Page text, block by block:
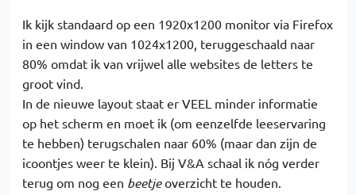
Ik kijk standaard op een 1920x1200 monitor via Firefox
in een window van 1024x1200, teruggeschaald naar
80% omdat ik van vrijwel alle websites de letters te
groot vind.
In de nieuwe layout staat er VEEL minder informatie
op het scherm en moet ik (om eenzelfde leeservaring
te hebben) terugschalen naar 60% (maar dan zijn de
icoontjes weer te klein). Bij V&A schaal ik nóg verder
terug om nog een beetjeoverzicht te houden.